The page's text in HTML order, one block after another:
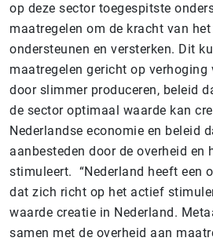
op deze sector toegespitste
maatregelen om de kracht van
ondersteunen en versterken. Dit
maatregelen gericht op
door slimmer produceren, beleid
de sector optimaal waarde kan
Nederlandse economie en beleid
aanbesteden door de overheid en
stimuleert. “Nederland heeft een
dat zich richt op het actief
waarde creatie in Nederland.
samen met de overheid aan